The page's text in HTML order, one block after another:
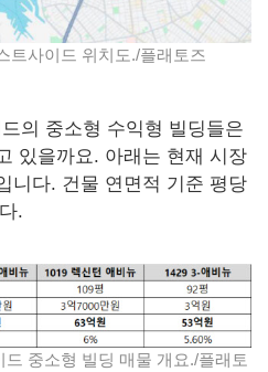
트사이드 위치도./플래토즈
의 중소형 수익형 빌딩들은
있을까요. 아래는 현재 시장
니다. 건물 연면적 기준 평당
.
중소형 빌딩 매물 개요./플래토